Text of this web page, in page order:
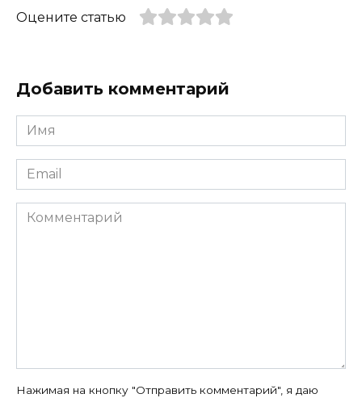
Оцените статью
Добавить комментарий
Имя
*
Email
*
Комментарий
Нажимая на кнопку "Отправить комментарий", я даю